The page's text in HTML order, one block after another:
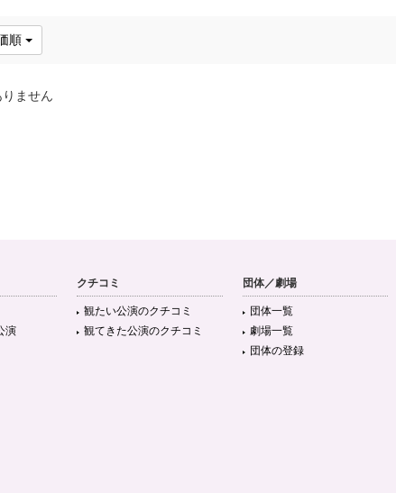
順
ません
演
クチコミ
観たい公演のクチコミ
観てきた公演のクチコミ
団体／劇場
団体一覧
劇場一覧
団体の登録